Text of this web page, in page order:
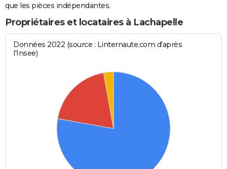
que les pièces indépendantes.
Propriétaires et locataires à Lachapelle
Données 2022 (source : Linternaute.com d'après
l'Insee)